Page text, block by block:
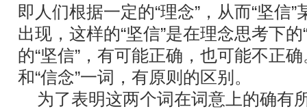
即人们根据一定的“理念”，从而“坚信
出现，这样的“坚信”是在理念思考下
的“坚信”，有可能正确，也可能不正
和“信念”一词，有原则的区别。
为了表明这两个词在词意上的确有